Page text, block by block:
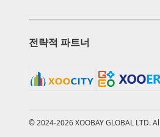
전략적 파트너
© 2024-2026 XOOBAY GLOBAL LTD.